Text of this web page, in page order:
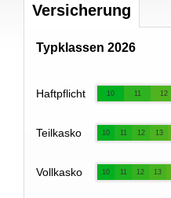
Versicherung
Typklassen 2026
Haftpflicht 10 11 12
Teilkasko 10 11 12 13
Vollkasko 10 11 12 13